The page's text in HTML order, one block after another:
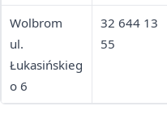
Wolbrom
ul.
Łukasińskieg
o 6
32 644 13
55